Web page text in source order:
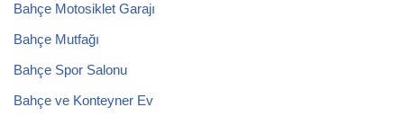
Bahçe Motosiklet Garajı
Bahçe Mutfağı
Bahçe Spor Salonu
Bahçe ve Konteyner Ev